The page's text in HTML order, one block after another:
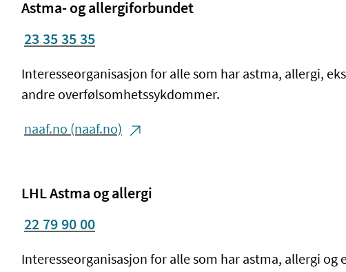
Astma- og allergiforbundet
23 35 35 35
Interesseorganisasjon for alle som har astma, allergi,
andre overfølsomhetssykdommer.
naaf.no (naaf.no)
LHL Astma og allergi
22 79 90 00
Interesseorganisasjon for alle som har astma, allergi og